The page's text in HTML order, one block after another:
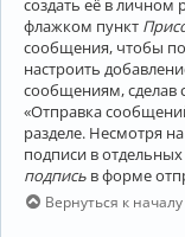
флажком пункт
сообщения, чтобы
настроить
сообщениям, сделав
«Отправка
разделе. Несмотря
подписи в
подпись в форме
Вернуться к началу